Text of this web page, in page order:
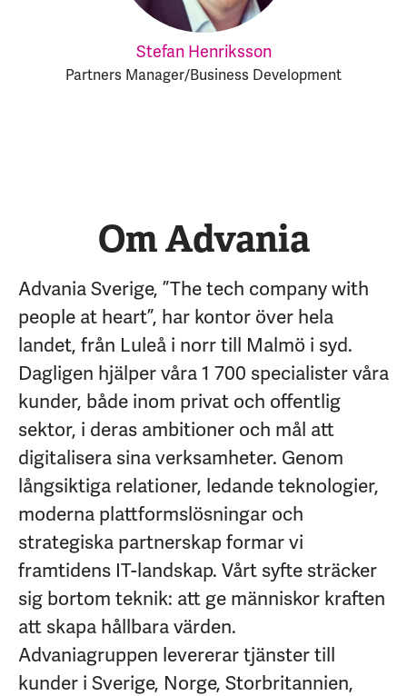
Stefan Henriksson
Partners Manager/Business Development
Om Advania
Advania Sverige, ”The tech company with
people at heart”, har kontor över hela
landet, från Luleå i norr till Malmö i syd.
Dagligen hjälper våra 1 700 specialister våra
kunder, både inom privat och offentlig
sektor, i deras ambitioner och mål att
digitalisera sina verksamheter. Genom
långsiktiga relationer, ledande teknologier,
moderna plattformslösningar och
strategiska partnerskap formar vi
framtidens IT-landskap. Vårt syfte sträcker
sig bortom teknik: att ge människor kraften
att skapa hållbara värden.
Advaniagruppen levererar tjänster till
kunder i Sverige, Norge, Storbritannien,